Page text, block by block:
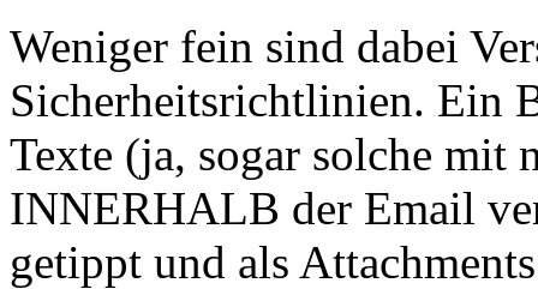
Weniger fein sind dabei
Sicherheitsrichtlinien. Ein
Texte (ja, sogar solche mit
INNERHALB der Email
getippt und als